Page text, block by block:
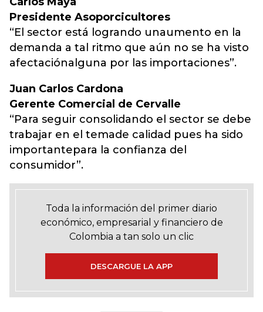
Presidente Asoporcicultores
“El sector está logrando unaumento en la
demanda a tal ritmo que aún no se ha visto
afectaciónalguna por las importaciones”.
Juan Carlos Cardona
Gerente Comercial de Cervalle
“Para seguir consolidando el sector se debe
trabajar en el temade calidad pues ha sido
importantepara la confianza del
consumidor”.
Toda la información del primer diario
económico, empresarial y financiero de
Colombia a tan solo un clic
DESCARGUE LA APP